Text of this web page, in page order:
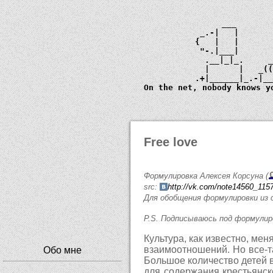
             ___
         _.-|   |
        {   |   |
         "-.|___|
          .__|_|_.
          |      |   _
.+|______|_.-
On the net, nobody knows
Free love
Формулировка Алексея Корсуна (
src:
http://vk.com/
Для обобщения формулировки
P.S. Подписываюсь под
Культура, как известно,
взаимоотношений. Но все-
Большое количество детей
Обо мне